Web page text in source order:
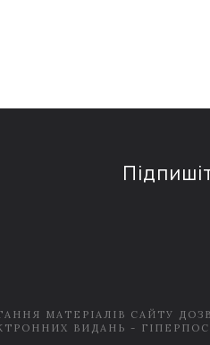
МАТЕРІАЛІВ САЙТУ
ВИДАНЬ -